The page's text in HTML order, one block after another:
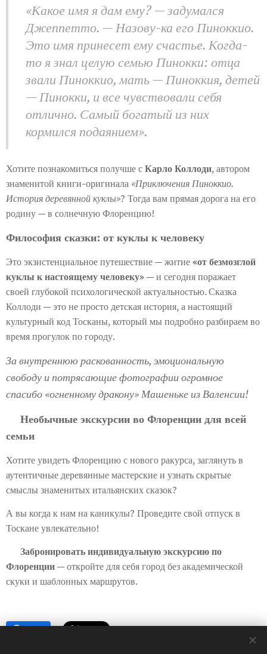
«Какое имя я дам ему? — задумался
Джеппетто. — Назову-ка его Пиноккио.
Это имя принесет ему счастье. Когда-
то я знал целую семью Пинокки: отца
звали Пиноккио, мать — Пиноккия, детей
— Пинокки, и все чувствовали себя
отлично. Самый богатый из них
кормился подаянием».
Хотите познакомиться получше сКарло Коллоди, автором
знаменитой книги-оригинала «Приключения Пиноккио.
История деревянной куклы»? Тогда вам прямая дорога на его
родину — в солнечную Флоренцию!
Философия сказки: от куклы к человеку
Это экзистенциальное путешествие — житие«от безмозглой
куклы к настоящему человеку»— и сегодня поражает
своей глубокой психологической актуальностью. Сказка
Коллоди — это не просто детская история, а настоящий
культурный код Тосканы, который мы подробно разбираем во
время прогулок по городу.
За внутреннюю раскованность, эмоциональную
свободу и потрясающие фотографии огромное
спасибо «огненному дракону» Машеньке из Валенсии!
Необычные экскурсии во Флоренции для всей
семьи
Хотите увидеть Флоренцию с нового ракурса, заглянуть в
аутентичные деревянные мастерские и узнать скрытые
смыслы знаменитых итальянских сказок?
А вы когда к нам на каникулы? Проведите свой отпуск в
Тоскане увлекательно!
Забронировать индивидуальную экскурсию по
Флоренции— откройте для себя город без академической
скуки и шаблонных маршрутов.
Share